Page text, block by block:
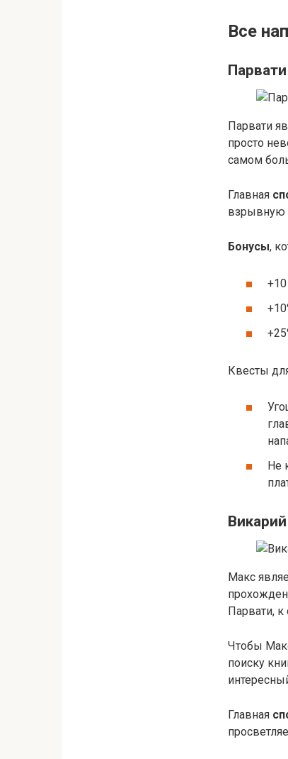
Все
Парвати
Парвати
просто
самом
Главная
взрывную
Бонусы,
Квесты
Не
Макс
Парвати,
Чтобы
поиску
Главная